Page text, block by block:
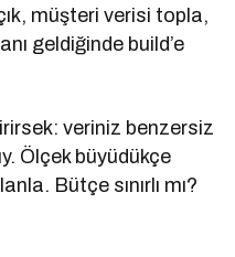
müşteri verisi topla,
geldiğinde build’e
veriniz benzersiz
Ölçek büyüdükçe
Bütçe sınırlı mı?